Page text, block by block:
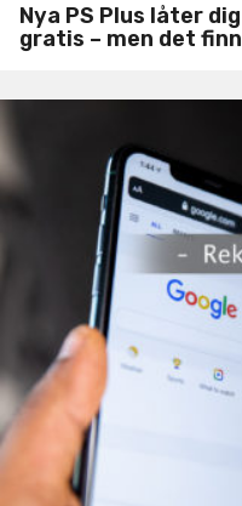
Nya PS Plus låter
gratis – men det